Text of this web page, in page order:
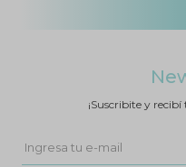
¡Suscribite y